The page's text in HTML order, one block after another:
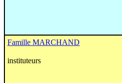
Famille MARCHAND
instituteurs